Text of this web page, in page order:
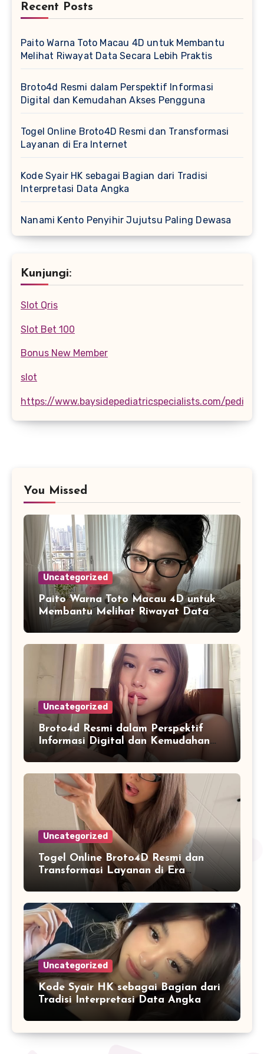
Recent Posts
Paito Warna Toto Macau 4D untuk Membantu
Melihat Riwayat Data Secara Lebih Praktis
Broto4d Resmi dalam Perspektif Informasi
Digital dan Kemudahan Akses Pengguna
Togel Online Broto4D Resmi dan Transformasi
Layanan di Era Internet
Kode Syair HK sebagai Bagian dari Tradisi
Interpretasi Data Angka
Nanami Kento Penyihir Jujutsu Paling Dewasa
Kunjungi:
Slot Qris
Slot Bet 100
Bonus New Member
slot
https://www.baysidepediatricspecialists.com/
You Missed
Uncategorized
Paito Warna Toto Macau 4D untuk
Membantu Melihat Riwayat Data
Secara Lebih Praktis
Uncategorized
Broto4d Resmi dalam Perspektif
Informasi Digital dan Kemudahan
Akses Pengguna
Uncategorized
Togel Online Broto4D Resmi dan
Transformasi Layanan di Era
Uncategorized
Kode Syair HK sebagai Bagian dari
Tradisi Interpretasi Data Angka